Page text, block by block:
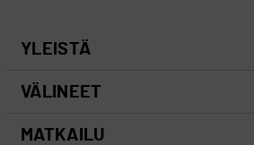
YLEISTÄ
VÄLINEET
MATKAILU